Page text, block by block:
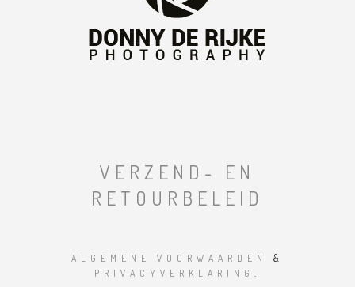
VERZEND- EN
RETOURBELEID
ALGEMENE VOORWAARDEN
&
PRIVACYVERKLARING .